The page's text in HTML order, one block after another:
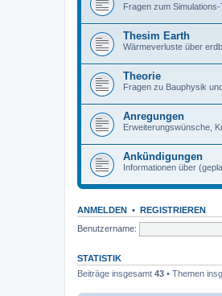
Fragen zum
Thesim Earth
Wärmeverluste über
Theorie
Fragen zu Bauphysik
Anregungen
Erweiterungswünsche,
Ankündigungen
Informationen über
ANMELDEN • REGISTRIEREN
Benutzername:
STATISTIK
Beiträge insgesamt 43 • Themen